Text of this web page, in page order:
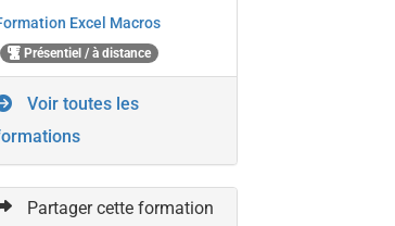
Excel Macros
Présentiel / à distance
Voir toutes les
Partager cette formation